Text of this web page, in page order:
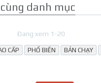
danh mục
Đang xem 1-20
CẤP PHỔ BIẾN BÁN CHẠY